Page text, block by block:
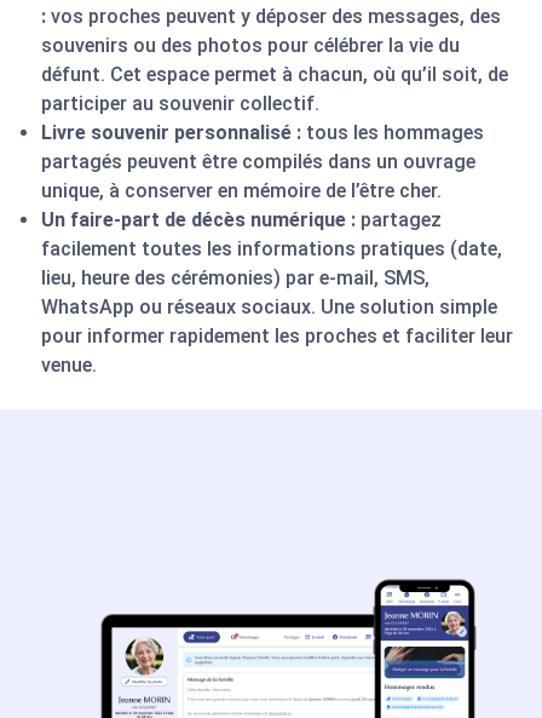
: vos proches peuvent y déposer des messages, des
souvenirs ou des photos pour célébrer la vie du
défunt. Cet espace permet à chacun, où qu’il soit, de
participer au souvenir collectif.
Livre souvenir personnalisé : tous les hommages
partagés peuvent être compilés dans un ouvrage
unique, à conserver en mémoire de l’être cher.
Un faire-part de décès numérique : partagez
facilement toutes les informations pratiques (date,
lieu, heure des cérémonies) par e-mail, SMS,
WhatsApp ou réseaux sociaux. Une solution simple
pour informer rapidement les proches et faciliter leur
venue.